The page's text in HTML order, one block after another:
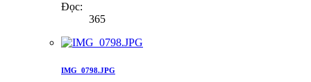
Đọc:
365
IMG_0798.JPG